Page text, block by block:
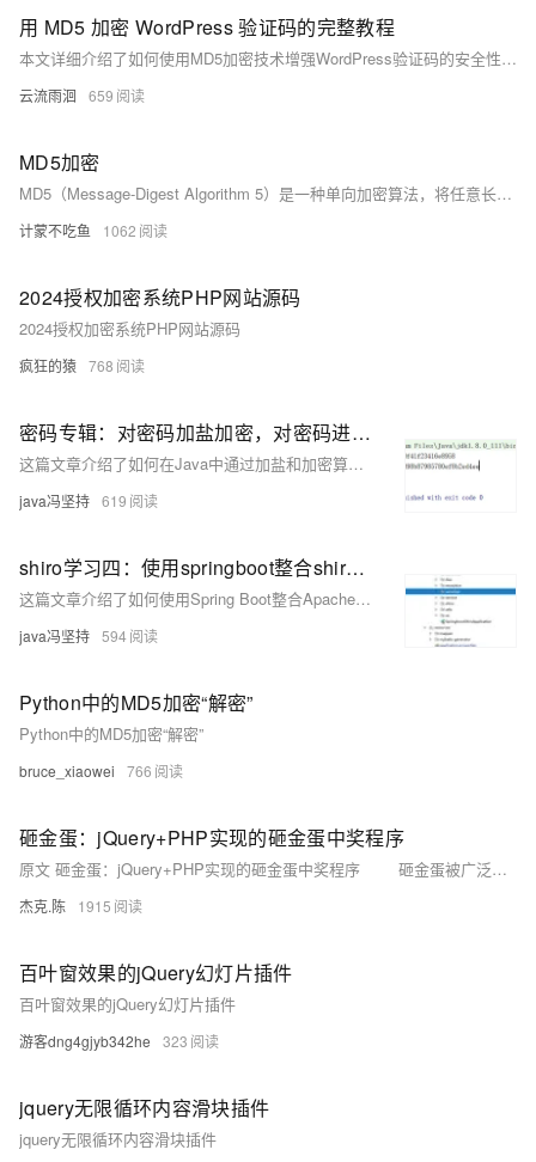
用 MD5 加密 WordPress 验证码的完整教程
本文详细介绍了如何使用MD5加密技术增强WordPress验证码的安全性。通过将验证码答案以MD5形式加密并存储在Session中，避免了明文传输可能带来的安全风险。文章从形势分析、MD5算法介绍到实战操作步骤，逐步引导读者实现加密验证流程。同时提供了调试方法，确保修改生效。此教程旨在为网站添加一层安全保障，提升对抗网络攻击的能力。
云流雨洄 659
MD5加密
MD5（Message-Digest Algorithm 5）是一种单向加密算法，将任意长度的数据转换为128位固定长度的散列值，主要用于数据完整性校验和密码存储。其特点包括不可逆运算、高度离散性和相同输入生成一致结果。然而，MD5存在碰撞风险，直接加密密码不安全，需配合“加盐”处理增强安全性。文中提供了未加盐的MD5工具类`MD5Utils`，核心方法`msgToMD5`实现基本加密功能。尽管MD5理论上不可逆，但通过彩虹表等手段可能存在伪破解风险，建议结合多种加密算法提升安全性。
计蒙不吃鱼 1062
2024授权加密系统PHP网站源码
2024授权加密系统PHP网站源码
疯狂的猿 768
密码专辑：对密码加盐加密，对密码进行md5加密，封装成密码工具类
这篇文章介绍了如何在Java中通过加盐和加密算法（如MD5和SHA）安全地存储密码，并提供了一个密码工具类PasswordUtils和密码编码类PasswordEncoder的实现示例。
java冯坚持 619
shiro学习四：使用springboot整合shiro，正常的企业级后端开发shiro认证鉴权流程。使用redis做token的过滤。md5做密码的加密。
这篇文章介绍了如何使用Spring Boot整合Apache Shiro框架进行后端开发，包括认证和授权流程，并使用Redis存储Token以及MD5加密用户密码。
java冯坚持 594
Python中的MD5加密“解密”
Python中的MD5加密“解密”
bruce_xiaowei 766
砸金蛋：jQuery+PHP实现的砸金蛋中奖程序
原文 砸金蛋：jQuery+PHP实现的砸金蛋中奖程序 砸金蛋被广泛应用于庆典活动、商家促销、电视娱乐等场合，它的趣味、悬念能迅速活跃现场气氛。同样，我们也可以将砸金蛋应用到WEB网站上，用于开展线上活动。
杰克.陈 1915
百叶窗效果的jQuery幻灯片插件
百叶窗效果的jQuery幻灯片插件
游客dng4gjyb342he 323
jquery无限循环内容滑块插件
jquery无限循环内容滑块插件